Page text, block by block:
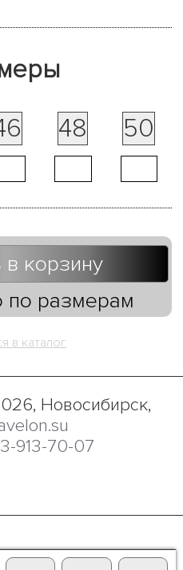
48 50
корзину
по размерам
в каталог
Новосибирск,
913-70-07